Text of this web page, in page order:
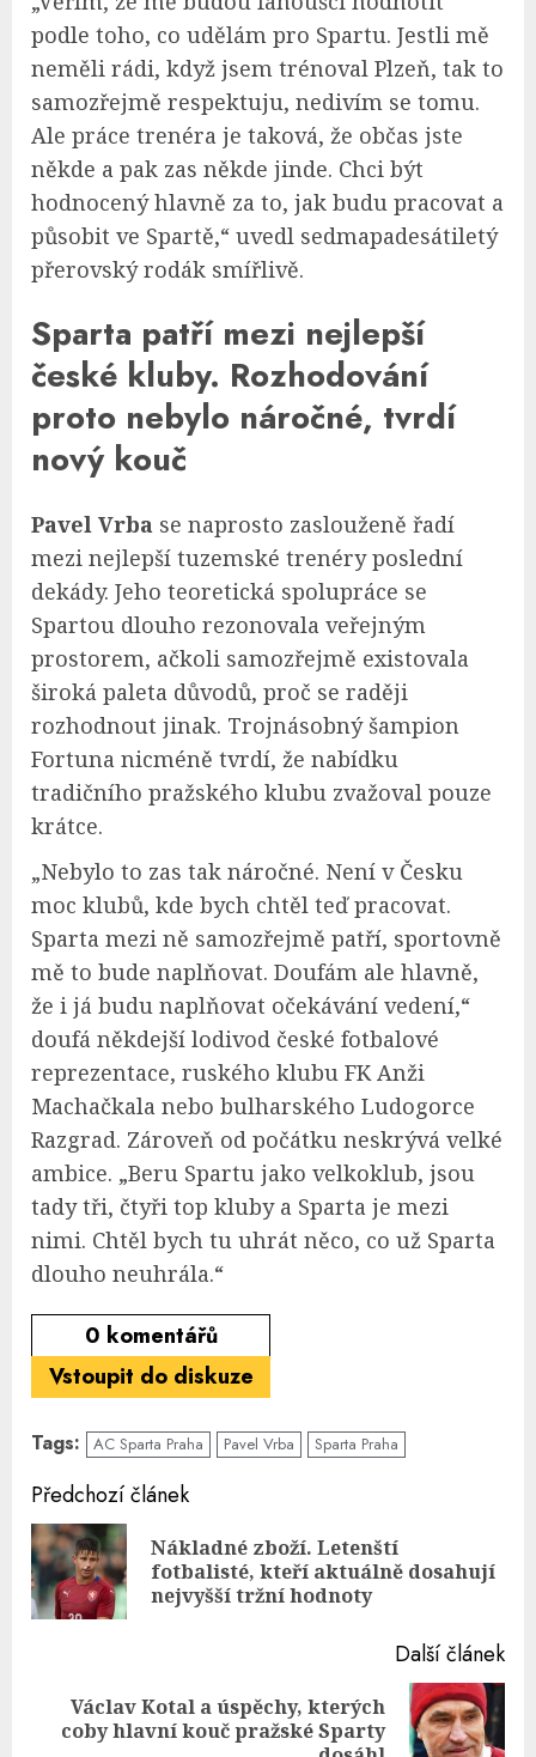
podle toho, co udělám pro Spartu. Jestli mě
neměli rádi, když jsem trénoval Plzeň, tak to
samozřejmě respektuju, nedivím se tomu.
Ale práce trenéra je taková, že občas jste
někde a pak zas někde jinde. Chci být
hodnocený hlavně za to, jak budu pracovat a
působit ve Spartě,“ uvedl sedmapadesátiletý
přerovský rodák smířlivě.
Sparta patří mezi nejlepší
české kluby. Rozhodování
proto nebylo náročné, tvrdí
nový kouč
Pavel Vrba se naprosto zaslouženě řadí
mezi nejlepší tuzemské trenéry poslední
dekády. Jeho teoretická spolupráce se
Spartou dlouho rezonovala veřejným
prostorem, ačkoli samozřejmě existovala
široká paleta důvodů, proč se raději
rozhodnout jinak. Trojnásobný šampion
Fortuna nicméně tvrdí, že nabídku
tradičního pražského klubu zvažoval pouze
krátce.
„Nebylo to zas tak náročné. Není v Česku
moc klubů, kde bych chtěl teď pracovat.
Sparta mezi ně samozřejmě patří, sportovně
mě to bude naplňovat. Doufám ale hlavně,
že i já budu naplňovat očekávání vedení,“
doufá někdejší lodivod české fotbalové
reprezentace, ruského klubu FK Anži
Machačkala nebo bulharského Ludogorce
Razgrad. Zároveň od počátku neskrývá velké
ambice. „Beru Spartu jako velkoklub, jsou
tady tři, čtyři top kluby a Sparta je mezi
nimi. Chtěl bych tu uhrát něco, co už Sparta
dlouho neuhrála.“
0 komentářů
Vstoupit do diskuze
Tags: AC Sparta Praha Pavel Vrba Sparta Praha
Continue
Reading
Předchozí článek
Nákladné zboží. Letenští
fotbalisté, kteří aktuálně dosahují
nejvyšší tržní hodnoty
Další článek
Next
Václav Kotal a úspěchy, kterých
coby hlavní kouč pražské Sparty